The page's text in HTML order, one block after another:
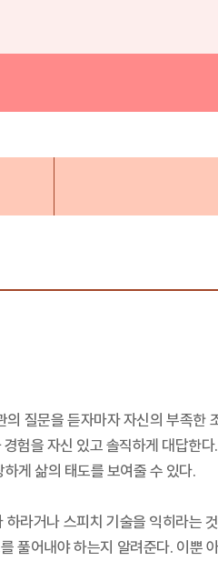
질문을 듣자마자 자신의 부족한
험을 자신 있고 솔직하게 대답한
게 삶의 태도를 보여줄 수 있다.
라거나 스피치 기술을 익히라는
풀어내야 하는지 알려준다. 이뿐